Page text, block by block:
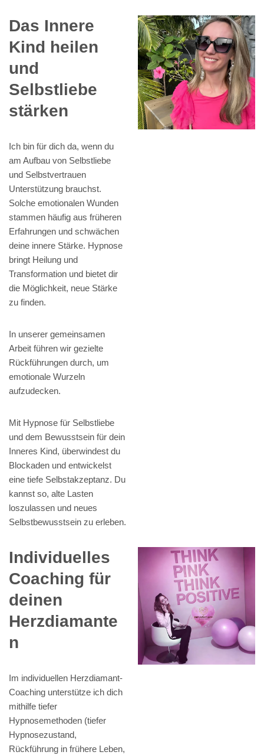
Das Innere
Kind heilen
und
Selbstliebe
stärken
Ich bin für dich da, wenn du
am Aufbau von Selbstliebe
und Selbstvertrauen
Unterstützung brauchst.
Solche emotionalen Wunden
stammen häufig aus früheren
Erfahrungen und schwächen
deine innere Stärke. Hypnose
bringt Heilung und
Transformation und bietet dir
die Möglichkeit, neue Stärke
zu finden.
In unserer gemeinsamen
Arbeit führen wir gezielte
Rückführungen durch, um
emotionale Wurzeln
aufzudecken.
Mit Hypnose für Selbstliebe
und dem Bewusstsein für dein
Inneres Kind, überwindest du
Blockaden und entwickelst
eine tiefe Selbstakzeptanz. Du
kannst so, alte Lasten
loszulassen und neues
Selbstbewusstsein zu erleben.
Individuelles
Coaching für
deinen
Herzdiamante
n
Im individuellen Herzdiamant-
Coaching unterstütze ich dich
mithilfe tiefer
Hypnosemethoden (tiefer
Hypnosezustand,
Rückführung in frühere Leben,